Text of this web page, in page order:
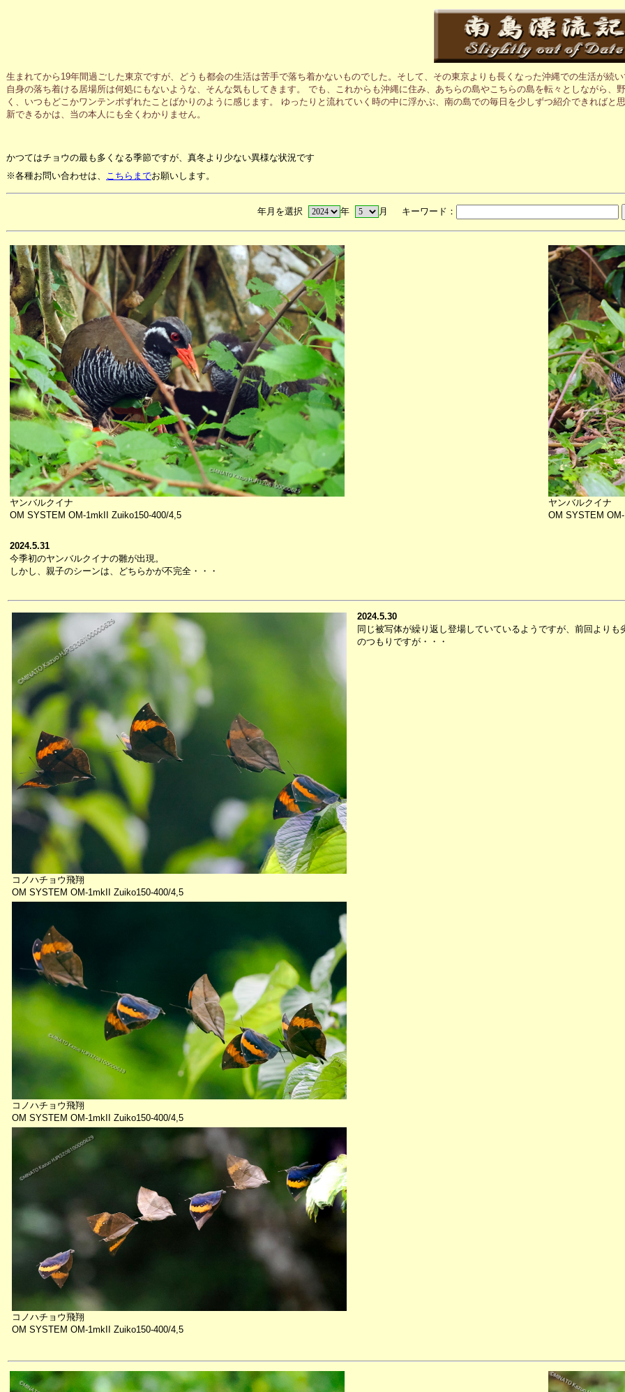
生まれてから19年間過ごした東京ですが、どうも都会の生活は苦手で落ち着かないものでした。そして、その東京よりも長くなった沖縄での生活が
自身の落ち着ける居場所は何処にもないような、そんな気もしてきます。 でも、これからも沖縄に住み、あちらの島やこちらの島を転々としながら
く、いつもどこかワンテンポずれたことばかりのように感じます。 ゆったりと流れていく時の中に浮かぶ、南の島での毎日を少しずつ紹介できれば
新できるかは、当の本人にも全くわかりません。
かつてはチョウの最も多くなる季節ですが、真冬より少ない異様な状況です
※各種お問い合わせは、 こちらまでお願いします。
年月を選択 年 月 キーワード：
ヤンバルクイナ
OM SYSTEM OM-1mkII Zuiko150-400/4,5
ヤンバルクイナ
OM SYSTEM
2024.5.31
今季初のヤンバルクイナの雛が出現。
しかし、親子のシーンは、どちらかが不完全・・・
コノハチョウ飛翔
OM SYSTEM OM-1mkII Zuiko150-400/4,5
コノハチョウ飛翔
OM SYSTEM OM-1mkII Zuiko150-400/4,5
コノハチョウ飛翔
OM SYSTEM OM-1mkII Zuiko150-400/4,5
2024.5.30
同じ被写体が繰り返し登場していているようですが、前回よりも
のつもりですが・・・